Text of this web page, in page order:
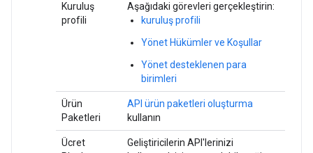
Kuruluş
profili
Aşağıdaki görevleri gerçekleştirin:
kuruluş profili
Yönet Hükümler ve Koşullar
Yönet desteklenen para
birimleri
Ürün
Paketleri
API ürün paketleri oluşturma
kullanın
Ücret
Geliştiricilerin API'lerinizi